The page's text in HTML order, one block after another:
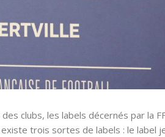
clubs, les labels décernés par la
trois sortes de labels : le label